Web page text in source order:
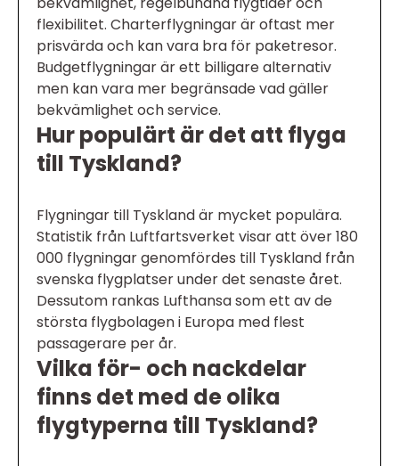
flexibilitet. Charterflygningar är oftast mer
prisvärda och kan vara bra för paketresor.
Budgetflygningar är ett billigare alternativ
men kan vara mer begränsade vad gäller
bekvämlighet och service.
Hur populärt är det att flyga
till Tyskland?
Flygningar till Tyskland är mycket populära.
Statistik från Luftfartsverket visar att över 180
000 flygningar genomfördes till Tyskland från
svenska flygplatser under det senaste året.
Dessutom rankas Lufthansa som ett av de
största flygbolagen i Europa med flest
passagerare per år.
Vilka för- och nackdelar
finns det med de olika
flygtyperna till Tyskland?